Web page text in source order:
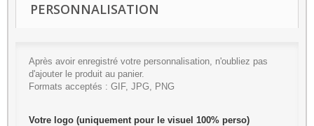
PERSONNALISATION
Après avoir enregistré votre personnalisation, n'oubliez pas
d'ajouter le produit au panier.
Formats acceptés : GIF, JPG, PNG
Votre logo (uniquement pour le visuel 100% perso)